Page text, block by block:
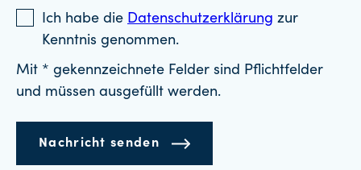
Ich habe die Datenschutzerklärung zur
Kenntnis genommen.
Mit * gekennzeichnete Felder sind Pflichtfelder
und müssen ausgefüllt werden.
Nachricht senden